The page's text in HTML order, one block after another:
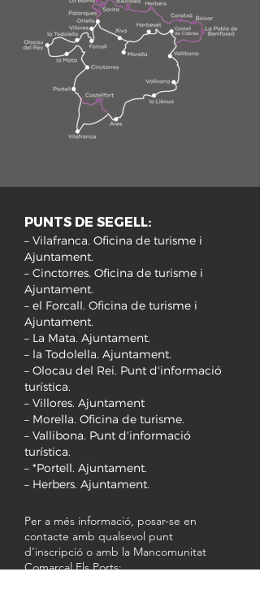
PUNTS DE SEGELL:
– Vilafranca. Oficina de turisme i
Ajuntament.
– Cinctorres. Oficina de turisme i
Ajuntament.
– el Forcall. Oficina de turisme i
Ajuntament.
– La Mata. Ajuntament.
– la Todolella. Ajuntament.
– Olocau del Rei. Punt d'informació
turística.
– Villores. Ajuntament
– Morella. Oficina de turisme.
– Vallibona. Punt d'informació
turística.
– *Portell. Ajuntament.
– Herbers. Ajuntament.
Per a més informació, posar-se en
contacte amb qualsevol punt
d'inscripció o amb la Mancomunitat
Comarcal Els Ports: